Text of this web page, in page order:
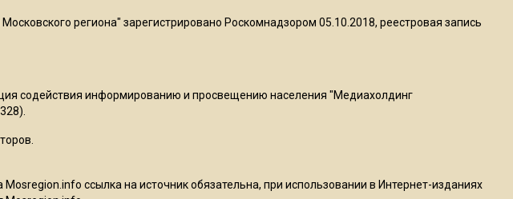
Роман Терюшков назвал
региона" зарегистрировано Роскомнадзором 05.10.2018, реестровая запись
содействия информированию и просвещению населения "Медиахолдинг
ссылка на источник обязательна, при использовании в Интернет-изданиях